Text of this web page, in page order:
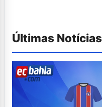
Últimas Notícias